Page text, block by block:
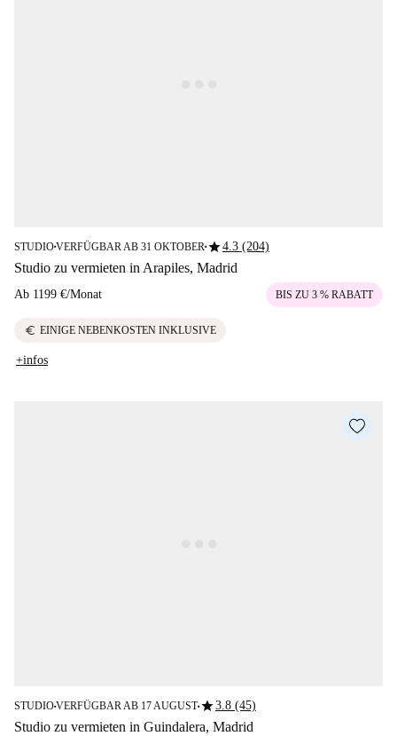
STUDIO■VERFÜGBAR AB 31 OKTOBER ■star4.3 (204)
Studio zu vermieten in Arapiles, Madrid
Ab 1199 €/Monat BIS ZU 3 % RABATT
euro EINIGE NEBENKOSTEN INKLUSIVE
+infos
STUDIO■VERFÜGBAR AB 17 AUGUST■star3.8 (45)
Studio zu vermieten in Guindalera, Madrid